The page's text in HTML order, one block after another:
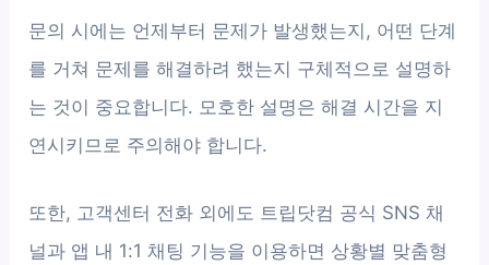
문의 시에는 언제부터 문제가 발생했는지, 어떤 단계
를 거쳐 문제를 해결하려 했는지 구체적으로 설명하
는 것이 중요합니다. 모호한 설명은 해결 시간을 지
연시키므로 주의해야 합니다.
또한, 고객센터 전화 외에도 트립닷컴 공식 SNS 채
널과 앱 내 1:1 채팅 기능을 이용하면 상황별 맞춤형